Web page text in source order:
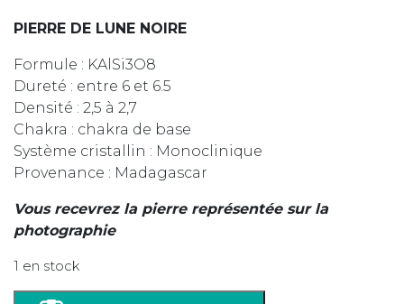
PIERRE DE LUNE NOIRE
Formule : KAlSi3O8
Dureté : entre 6 et 6.5
Densité : 2,5 à 2,7
Chakra : chakra de base
Système cristallin : Monoclinique
Provenance : Madagascar
Vous recevrez la pierre représentée sur la
photographie
1 en stock